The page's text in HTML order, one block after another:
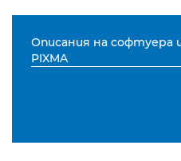
Описания на софтуера
PIXMA